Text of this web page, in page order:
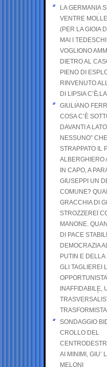
LA GERMANIA
VENTRE
(PER LA GIOIA
MAI I
VOGLIONO
DIETRO AL
PIENO DI
RINVENUTO
DI LIPSIA C’È
GIULIANO
COSA C’È
DAVANTI A
NESSUNO”
STRAPPATO IL
ALBERGHIERO
IN CAPO, A
GIUSEPPI UN
COMUNE?
GRACCHIA DI
STROZZEREI
MANONE.
DI PACE
DEMOCRAZIA
PUTIN E DELLA
GLI TAGLIEREI
INAFFIDABILE,
SONDAGGIO
CROLLO DEL
AI MINIMI, GIU’
MELONI